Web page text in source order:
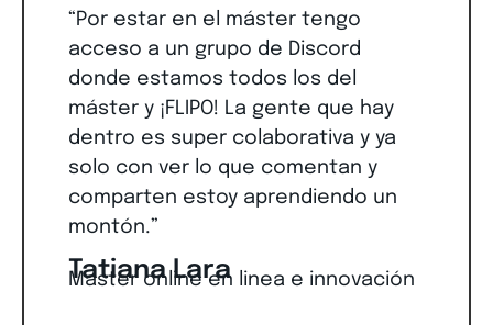
“Por estar en el máster tengo
acceso a un grupo de Discord
donde estamos todos los del
máster y ¡FLIPO! La gente que hay
dentro es super colaborativa y ya
solo con ver lo que comentan y
comparten estoy aprendiendo un
montón.”
Tatiana Lara
Master online en linea e innovación